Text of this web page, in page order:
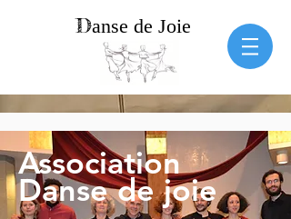
Danse de Joie
Association
Danse de joie